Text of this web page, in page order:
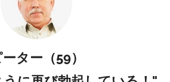
ーター（59）